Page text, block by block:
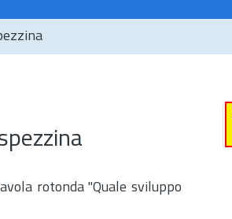
rotonda "Quale sviluppo